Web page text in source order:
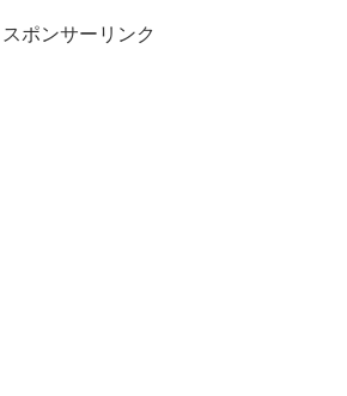
スポンサーリンク